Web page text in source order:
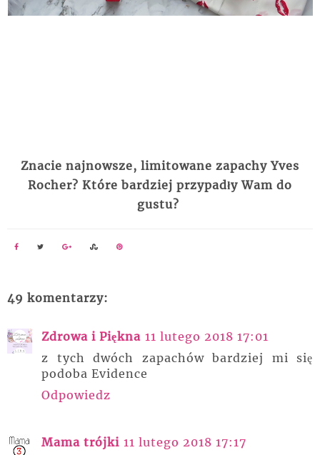
Znacie najnowsze, limitowane zapachy Yves
Rocher? Które bardziej przypadły Wam do
gustu?
49 komentarzy:
Zdrowa i Piękna 11 lutego 2018 17:01
z tych dwóch zapachów bardziej mi się
podoba Evidence
Odpowiedz
Mama trójki 11 lutego 2018 17:17